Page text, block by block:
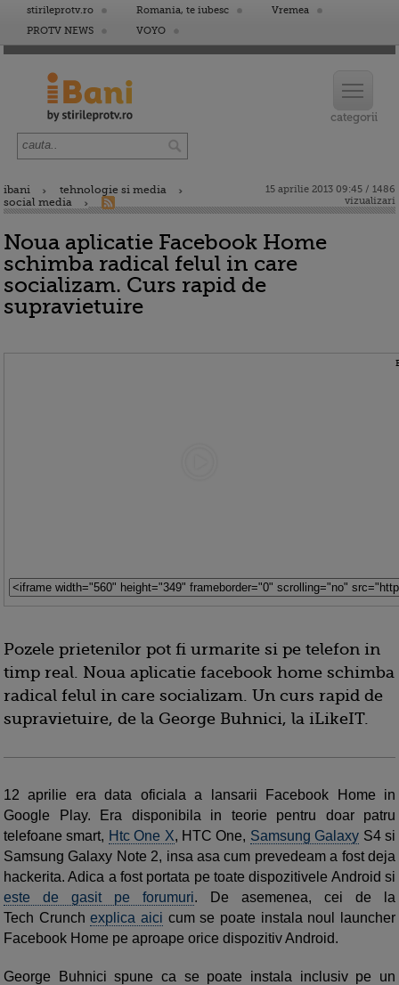
stirileprotv.ro Romania, te iubesc
Vremea
PROTV NEWS
VOYO
ibani
tehnologie si media
social media
15 aprilie 2013 09:45 / 1486
vizualizari
Noua aplicatie Facebook Home
schimba radical felul in care
socializam. Curs rapid de
supravietuire
Pozele prietenilor pot fi urmarite si pe telefon in
timp real. Noua aplicatie facebook home schimba
radical felul in care socializam. Un curs rapid de
supravietuire, de la George Buhnici, la iLikeIT.
12 aprilie era data oficiala a lansarii Facebook Home in
Google Play. Era disponibila in teorie pentru doar patru
telefoane smart, Htc One X, HTC One, Samsung Galaxy S4 si
Samsung Galaxy Note 2, insa asa cum prevedeam a fost deja
hackerita. Adica a fost portata pe toate dispozitivele Android si
este de gasit pe forumuri. De asemenea, cei de la
Tech Crunchexplica aici cum se poate instala noul launcher
Facebook Home pe aproape orice dispozitiv Android.
George Buhnici spune ca se poate instala inclusiv pe un